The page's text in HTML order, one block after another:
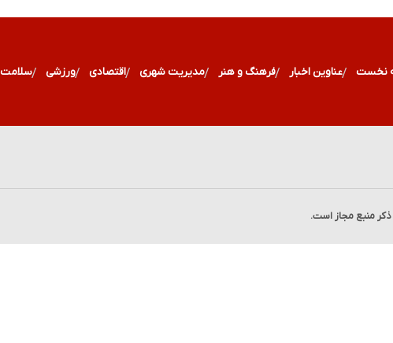
نخست عناوین اخبار فرهنگ و هنر مدیریت شهری اقتصادی ورزشی سلامت
ذکر منبع مجاز است.